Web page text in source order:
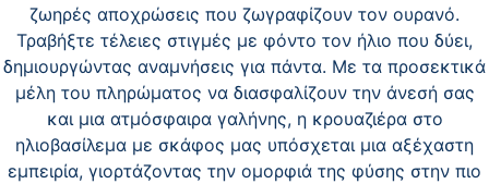
ζωηρές αποχρώσεις που ζωγραφίζουν τον ουρανό.
Τραβήξτε τέλειες στιγμές με φόντο τον ήλιο που δύει,
δημιουργώντας αναμνήσεις για πάντα. Με τα προσεκτικά
μέλη του πληρώματος να διασφαλίζουν την άνεσή σας
και μια ατμόσφαιρα γαλήνης, η κρουαζιέρα στο
ηλιοβασίλεμα με σκάφος μας υπόσχεται μια αξέχαστη
εμπειρία, γιορτάζοντας την ομορφιά της φύσης στην πιο